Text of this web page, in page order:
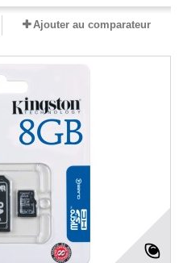
Ajouter au comparateur